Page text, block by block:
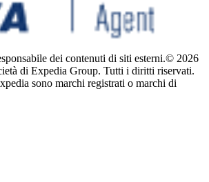
dei contenuti di siti esterni.© 2026
di Expedia Group. Tutti i diritti riservati.
sono marchi registrati o marchi di